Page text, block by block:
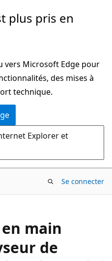
plus pris en
vers Microsoft Edge pour
des mises à
technique.
Explorer et
Se connecter
main
de